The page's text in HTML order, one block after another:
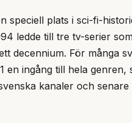
speciell plats i sci-fi-
ledde till tre tv-serier
decennium. För många
en ingång till hela genren,
kanaler och senare